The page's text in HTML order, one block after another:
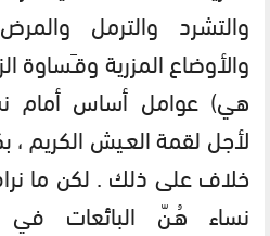
والتشرد والترمل
والأوضاع المزرية وقـَساوة
هي) عوامل أساس أمام
لأجل لقمة العـيش الكريم ،
خلاف على ذلك . لكن ما
نساء هُـنّ البائعات